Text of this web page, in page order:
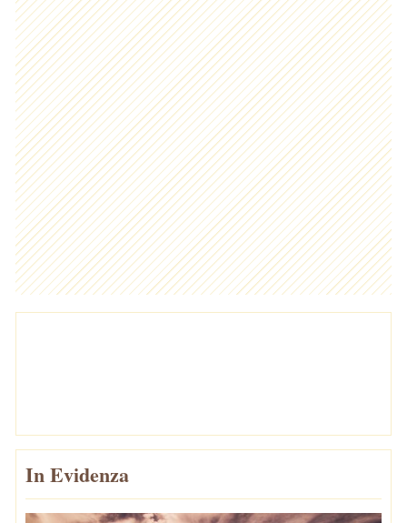
In Evidenza